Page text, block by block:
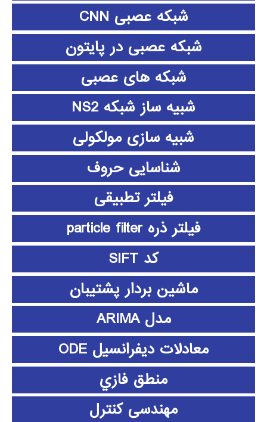
شبکه عصبی CNN
شبکه عصبی در پایتون
شبکه های عصبی
شبیه ساز شبکه NS2
شبیه سازی مولکولی
شناسایی حروف
فیلتر تطبیقی
فیلتر ذره particle filter
کد SIFT
ماشین بردار پشتیبان
مدل ARIMA
معادلات دیفرانسیل ODE
منطق فازي
مهندسی کنترل